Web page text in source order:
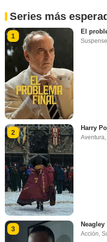
Series más
1
El
Suspense
2
Harry
Aventura,
3
Neagley
Acción,